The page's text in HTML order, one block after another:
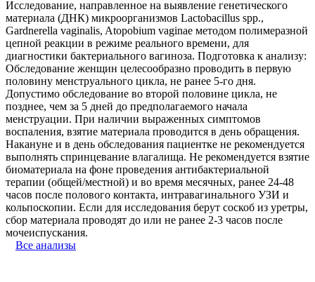
Исследование, направленное на выявление генетического
материала (ДНК) микроорганизмов Lactobacillus spp.,
Gardnerella vaginalis, Atopobium vaginae методом полимеразной
цепной реакции в режиме реального времени, для
диагностики бактериального вагиноза. Подготовка к анализу:
Обследование женщин целесообразно проводить в первую
половину менструального цикла, не ранее 5-го дня.
Допустимо обследование во второй половине цикла, не
позднее, чем за 5 дней до предполагаемого начала
менструации. При наличии выраженных симптомов
воспаления, взятие материала проводится в день обращения.
Накануне и в день обследования пациентке не рекомендуется
выполнять спринцевание влагалища. Не рекомендуется взятие
биоматериала на фоне проведения антибактериальной
терапии (общей/местной) и во время месячных, ранее 24-48
часов после полового контакта, интравагинального УЗИ и
кольпоскопии. Если для исследования берут соскоб из уретры,
сбор материала проводят до или не ранее 2-3 часов после
мочеиспускания.
Все анализы